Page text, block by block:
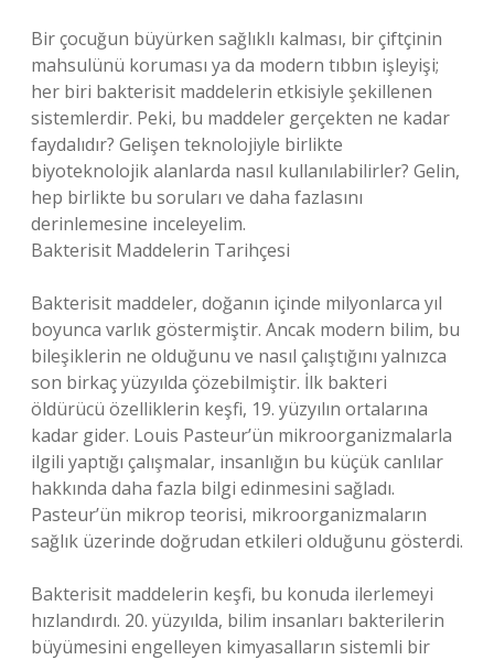
Bir çocuğun büyürken sağlıklı kalması, bir çiftçinin
mahsulünü koruması ya da modern tıbbın işleyişi;
her biri bakterisit maddelerin etkisiyle şekillenen
sistemlerdir. Peki, bu maddeler gerçekten ne kadar
faydalıdır? Gelişen teknolojiyle birlikte
biyoteknolojik alanlarda nasıl kullanılabilirler? Gelin,
hep birlikte bu soruları ve daha fazlasını
derinlemesine inceleyelim.
Bakterisit Maddelerin Tarihçesi
Bakterisit maddeler, doğanın içinde milyonlarca yıl
boyunca varlık göstermiştir. Ancak modern bilim, bu
bileşiklerin ne olduğunu ve nasıl çalıştığını yalnızca
son birkaç yüzyılda çözebilmiştir. İlk bakteri
öldürücü özelliklerin keşfi, 19. yüzyılın ortalarına
kadar gider. Louis Pasteur’ün mikroorganizmalarla
ilgili yaptığı çalışmalar, insanlığın bu küçük canlılar
hakkında daha fazla bilgi edinmesini sağladı.
Pasteur’ün mikrop teorisi, mikroorganizmaların
sağlık üzerinde doğrudan etkileri olduğunu gösterdi.
Bakterisit maddelerin keşfi, bu konuda ilerlemeyi
hızlandırdı. 20. yüzyılda, bilim insanları bakterilerin
büyümesini engelleyen kimyasalların sistemli bir